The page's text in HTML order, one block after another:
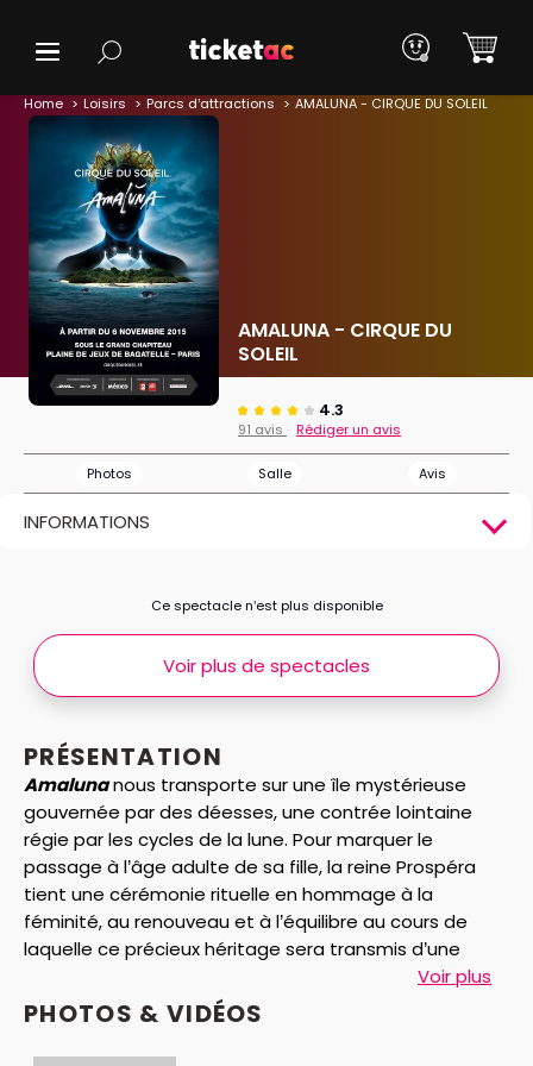
Home Loisirs Parcs d’attractions AMALUNA - CIRQUE DU SOLEIL
AMALUNA - CIRQUE DU
SOLEIL
4.3
91 avis Rédiger un avis
Photos Salle Avis
INFORMATIONS
PRÉSENTATION
Amalunanous transporte sur une île mystérieuse
gouvernée par des déesses, une contrée lointaine
régie par les cycles de la lune. Pour marquer le
passage à l’âge adulte de sa fille, la reine Prospéra
tient une cérémonie rituelle en hommage à la
féminité, au renouveau et à l’équilibre au cours de
laquelle ce précieux héritage sera transmis d’une
génération à l’autre. À la suite d’une tempête
provoquée par Prospéra, un groupe de jeunes
fille va bientôt chavirer pour un valeureux prétendant.
Voir plus
Ce spectacle n’est plus disponible
Voir plus de spectacles
PHOTOS & VIDÉOS